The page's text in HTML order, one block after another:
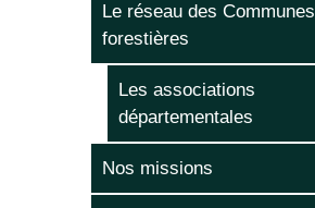
Le réseau des Communes
forestières
Les associations
départementales
Nos missions